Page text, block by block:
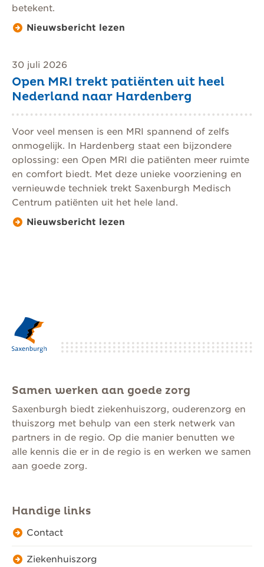
betekent.
Nieuwsbericht lezen
30 juli 2026
Open MRI trekt patiënten uit heel
Nederland naar Hardenberg
Voor veel mensen is een MRI spannend of zelfs
onmogelijk. In Hardenberg staat een bijzondere
oplossing: een Open MRI die patiënten meer ruimte
en comfort biedt. Met deze unieke voorziening en
vernieuwde techniek trekt Saxenburgh Medisch
Centrum patiënten uit het hele land.
Nieuwsbericht lezen
Samen werken aan goede zorg
Saxenburgh biedt ziekenhuiszorg, ouderenzorg en
thuiszorg met behulp van een sterk netwerk van
partners in de regio. Op die manier benutten we
alle kennis die er in de regio is en werken we samen
aan goede zorg.
Handige links
Contact
Ziekenhuiszorg